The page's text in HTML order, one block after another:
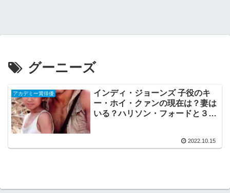
グーニーズ
アカデミー賞俳優
インディ・ジョーンズ 子役のキ
ー・ホイ・クァンの現在は？妻は
いる？ハリソン・フォードと３８
2022.10.15